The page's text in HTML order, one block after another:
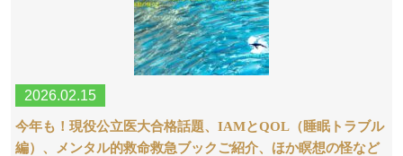
2026.02.15
今年も！現役公立医大合格話題、IAMとQOL（睡眠トラブル
編）、メンタル的救命救急ブックご紹介、ほか瞑想の怪など